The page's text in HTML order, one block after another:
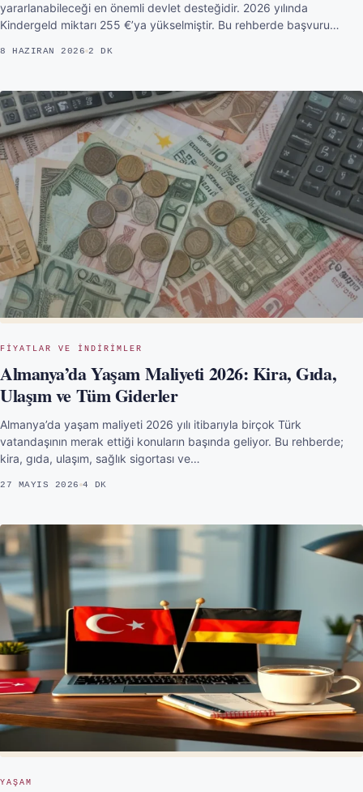
yararlanabileceği en önemli devlet desteğidir. 2026 yılında
Kindergeld miktarı 255 €’ya yükselmiştir. Bu rehberde başvuru…
8 HAZIRAN 2026 2 DK
FIYATLAR VE INDIRIMLER
Almanya’da Yaşam Maliyeti 2026: Kira, Gıda,
Ulaşım ve Tüm Giderler
Almanya’da yaşam maliyeti 2026 yılı itibarıyla birçok Türk
vatandaşının merak ettiği konuların başında geliyor. Bu rehberde;
kira, gıda, ulaşım, sağlık sigortası ve…
27 MAYIS 2026 4 DK
YAŞAM